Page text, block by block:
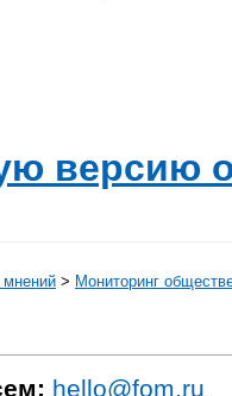
версию
мнений > Мониторинг
hello@fom.ru